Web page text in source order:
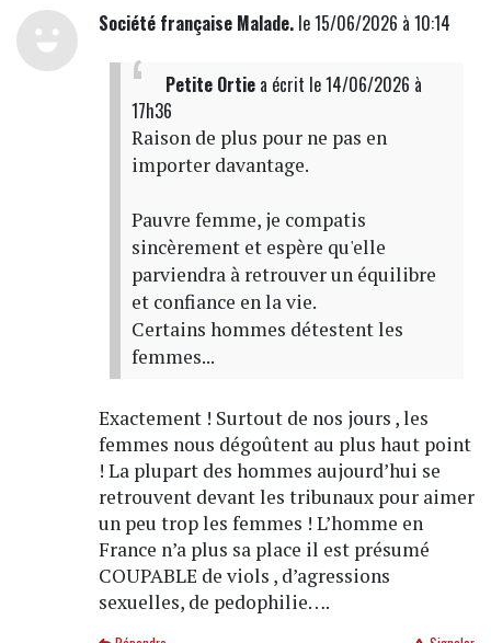
Société française Malade.le 15/06/2026 à 10:14
Petite Ortiea écrit le 14/06/2026 à
17h36
Raison de plus pour ne pas en
importer davantage.
Pauvre femme, je compatis
sincèrement et espère qu'elle
parviendra à retrouver un équilibre
et confiance en la vie.
Certains hommes détestent les
femmes...
Exactement ! Surtout de nos jours , les
femmes nous dégoûtent au plus haut point
! La plupart des hommes aujourd’hui se
retrouvent devant les tribunaux pour aimer
un peu trop les femmes ! L’homme en
France n’a plus sa place il est présumé
COUPABLE de viols , d’agressions
sexuelles, de pedophilie….